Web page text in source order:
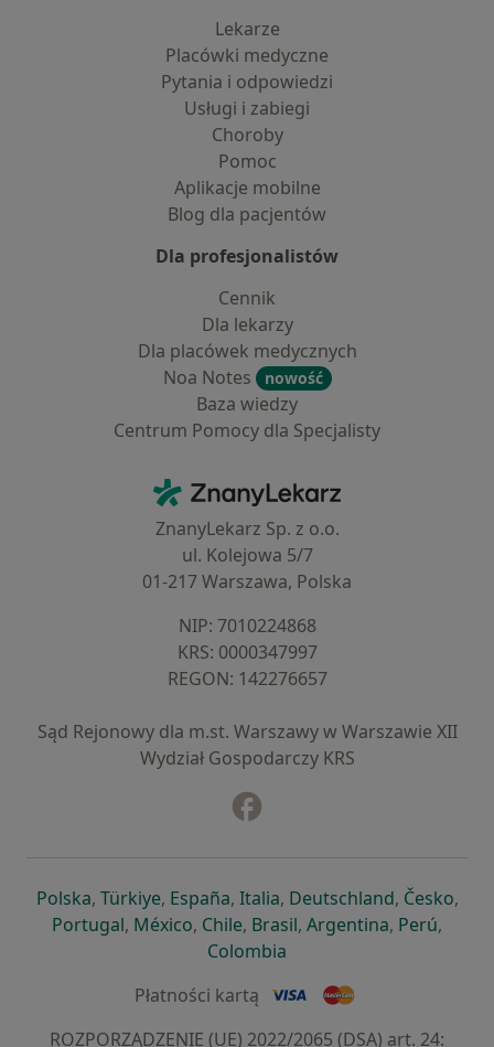
Lekarze
Placówki medyczne
Pytania i odpowiedzi
Usługi i zabiegi
Choroby
Pomoc
Aplikacje mobilne
Blog dla pacjentów
Dla profesjonalistów
Cennik
Dla lekarzy
Dla placówek medycznych
Noa Notes
nowość
Baza wiedzy
Centrum Pomocy dla Specjalisty
ZnanyLekarz - Strona główna
ZnanyLekarz Sp. z o.o.
ul. Kolejowa 5/7
01-217 Warszawa, Polska
NIP: ⁠7010224868
KRS: ⁠0000347997
REGON: ⁠142276657
Sąd Rejonowy dla m.st. Warszawy w Warszawie XII
Wydział Gospodarczy KRS
Polskaotwiera się w nowej karcie
, Türkiyeotwiera się w nowej karcie
, Españaotwiera się w nowej karcie
, Italiaotwiera się w nowej
, Deutschlandotwiera się
, Česko,
Portugalotwiera się w nowej karcie
, Méxicootwiera się w nowej karcie
, Chileotwiera się w nowej karcie
, Brasilotwiera się w nowej
, Argentinaotwiera się
, Perú,
Colombia
Płatności kartą
ROZPORZĄDZENIE (UE) 2022/2065 (DSA) art. 24: